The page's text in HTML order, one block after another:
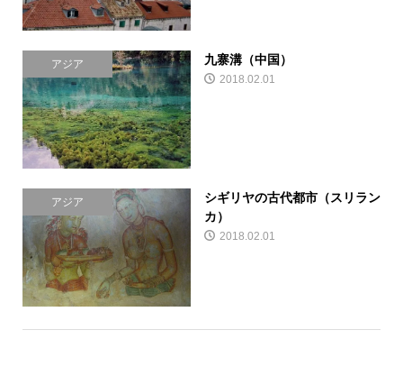
アジア 九寨溝（中国）
2018.02.01
アジア
シギリヤの古代都市（スリラン
カ）
2018.02.01